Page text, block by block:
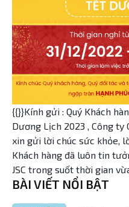
{{}}Kính gửi : Quý Khách
Dương Lịch 2023 , Công
xin gửi lời chúc sức khỏe,
Khách hàng đã luôn tin
JSC trong suốt thời gian
BÀI VIẾT NỔI BẬT